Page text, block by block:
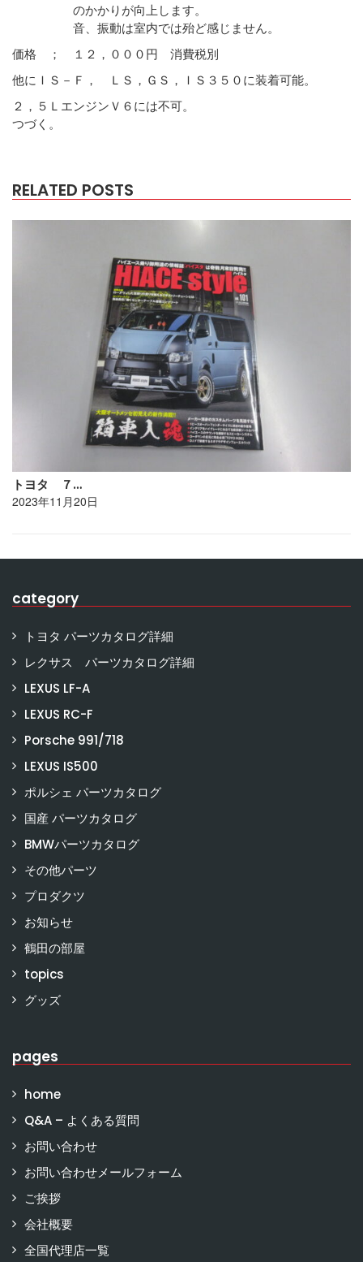
のかかりが向上します。
音、振動は室内では殆ど感じません。
価格 ； １２，０００円 消費税別
他にＩＳ－Ｆ， ＬＳ，ＧＳ，ＩＳ３５０に装着可能。
２，５ＬエンジンＶ６には不可。
つづく。
RELATED POSTS
トヨタ ７…
2023年11月20日
category
トヨタ パーツカタログ詳細
レクサス パーツカタログ詳細
LEXUS LF-A
LEXUS RC-F
Porsche 991/718
LEXUS IS500
ポルシェ パーツカタログ
国産 パーツカタログ
BMWパーツカタログ
その他パーツ
プロダクツ
お知らせ
鶴田の部屋
topics
グッズ
pages
home
Q&A – よくある質問
お問い合わせ
お問い合わせメールフォーム
ご挨拶
会社概要
全国代理店一覧